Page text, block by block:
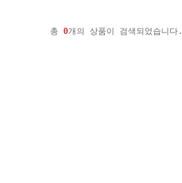
총 0개의 상품이 검색되었습니다.